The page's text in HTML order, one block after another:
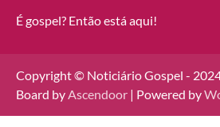
É gospel? Então está aqui!
Copyright © Noticiário Gospel -
Board byAscendoor | Powered by